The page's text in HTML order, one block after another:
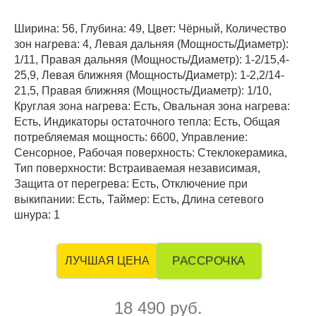
Ширина: 56, Глубина: 49, Цвет: Чёрный, Количество
зон нагрева: 4, Левая дальняя (Мощность/Диаметр):
1/11, Правая дальняя (Мощность/Диаметр): 1-2/15,4-
25,9, Левая ближняя (Мощность/Диаметр): 1-2,2/14-
21,5, Правая ближняя (Мощность/Диаметр): 1/10,
Круглая зона нагрева: Есть, Овальная зона нагрева:
Есть, Индикаторы остаточного тепла: Есть, Общая
потребляемая мощность: 6600, Управление:
Сенсорное, Рабочая поверхность: Стеклокерамика,
Тип поверхности: Встраиваемая независимая,
Защита от перегрева: Есть, Отключение при
выкипании: Есть, Таймер: Есть, Длина сетевого
шнура: 1
ЛУЧШАЯ ЦЕНА РАССРОЧКА
18 490 руб.